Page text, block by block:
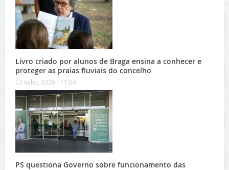
Livro criado por alunos de Braga ensina a conhecer e
proteger as praias fluviais do concelho
23 Julho, 2026 - 11:04
PS questiona Governo sobre funcionamento das